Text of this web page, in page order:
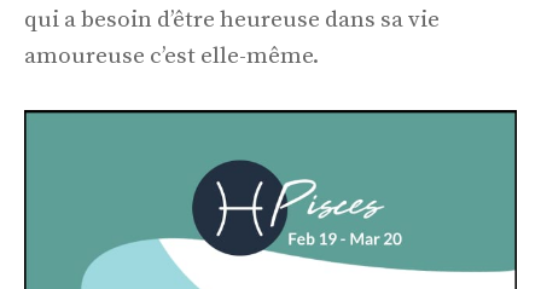
qui a besoin d’être heureuse dans sa vie
amoureuse c’est elle-même.